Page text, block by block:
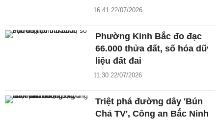
16:41 22/07/2026
Phường Kinh Bắc đo đạc
66.000 thửa đất, số hóa dữ
liệu đất đai
11:30 22/07/2026
Triệt phá đường dây 'Bún
Chả TV', Công an Bắc Ninh